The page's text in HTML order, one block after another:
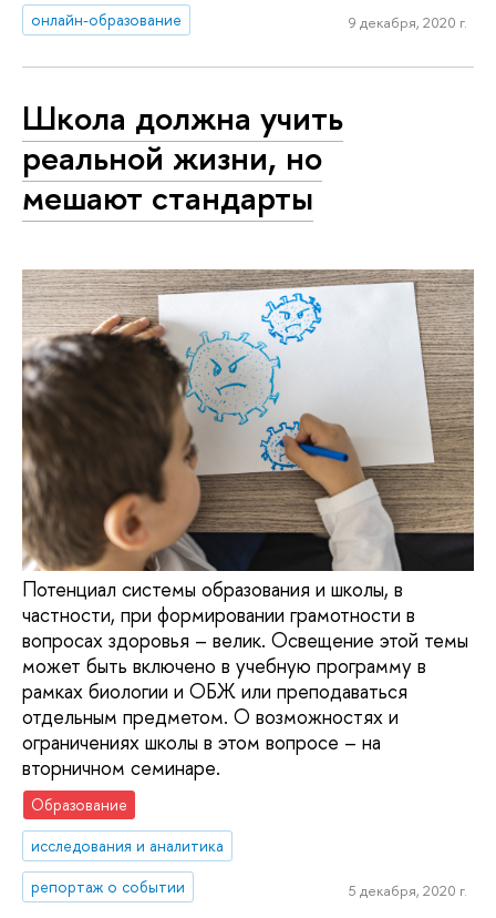
онлайн-образование
9 декабря, 2020 г.
Школа должна учить
реальной жизни, но
мешают стандарты
Потенциал системы образования и школы, в
частности, при формировании грамотности в
вопросах здоровья – велик. Освещение этой темы
может быть включено в учебную программу в
рамках биологии и ОБЖ или преподаваться
отдельным предметом. О возможностях и
ограничениях школы в этом вопросе – на
вторничном семинаре.
Образование
исследования и аналитика
репортаж о событии
5 декабря, 2020 г.